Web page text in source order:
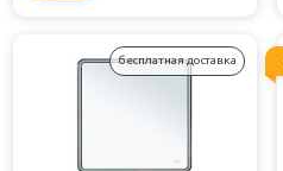
бесплатная доставка